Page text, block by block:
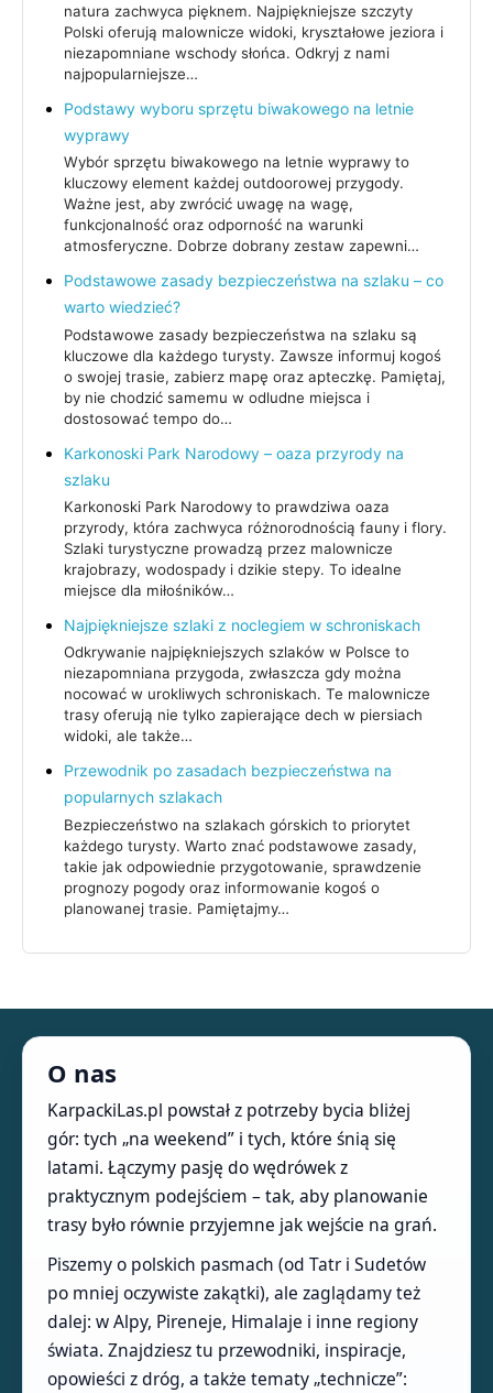
natura zachwyca pięknem. Najpiękniejsze szczyty
Polski oferują malownicze widoki, kryształowe jeziora i
niezapomniane wschody słońca. Odkryj z nami
najpopularniejsze…
Podstawy wyboru sprzętu biwakowego na letnie
wyprawy
Wybór sprzętu biwakowego na letnie wyprawy to
kluczowy element każdej outdoorowej przygody.
Ważne jest, aby zwrócić uwagę na wagę,
funkcjonalność oraz odporność na warunki
atmosferyczne. Dobrze dobrany zestaw zapewni…
Podstawowe zasady bezpieczeństwa na szlaku – co
warto wiedzieć?
Podstawowe zasady bezpieczeństwa na szlaku są
kluczowe dla każdego turysty. Zawsze informuj kogoś
o swojej trasie, zabierz mapę oraz apteczkę. Pamiętaj,
by nie chodzić samemu w odludne miejsca i
dostosować tempo do…
Karkonoski Park Narodowy – oaza przyrody na
szlaku
Karkonoski Park Narodowy to prawdziwa oaza
przyrody, która zachwyca różnorodnością fauny i flory.
Szlaki turystyczne prowadzą przez malownicze
krajobrazy, wodospady i dzikie stepy. To idealne
miejsce dla miłośników…
Najpiękniejsze szlaki z noclegiem w schroniskach
Odkrywanie najpiękniejszych szlaków w Polsce to
niezapomniana przygoda, zwłaszcza gdy można
nocować w urokliwych schroniskach. Te malownicze
trasy oferują nie tylko zapierające dech w piersiach
widoki, ale także…
Przewodnik po zasadach bezpieczeństwa na
popularnych szlakach
Bezpieczeństwo na szlakach górskich to priorytet
każdego turysty. Warto znać podstawowe zasady,
takie jak odpowiednie przygotowanie, sprawdzenie
prognozy pogody oraz informowanie kogoś o
planowanej trasie. Pamiętajmy…
O nas
KarpackiLas.pl powstał z potrzeby bycia bliżej
gór: tych „na weekend” i tych, które śnią się
latami. Łączymy pasję do wędrówek z
praktycznym podejściem – tak, aby planowanie
trasy było równie przyjemne jak wejście na grań.
Piszemy o polskich pasmach (od Tatr i Sudetów
po mniej oczywiste zakątki), ale zaglądamy też
dalej: w Alpy, Pireneje, Himalaje i inne regiony
świata. Znajdziesz tu przewodniki, inspiracje,
opowieści z dróg, a także tematy „technicze”: